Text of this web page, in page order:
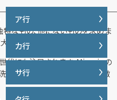
特なもの、他にないものを求めま
ていきます。
世代にも注目されます。Miumiuの
練さが表現されているのが特徴
ア行
IWC
ヴァシュロンコンスタンタン
ウブロ
エルメス
カ行
カナダグース
カルティエ
サ行